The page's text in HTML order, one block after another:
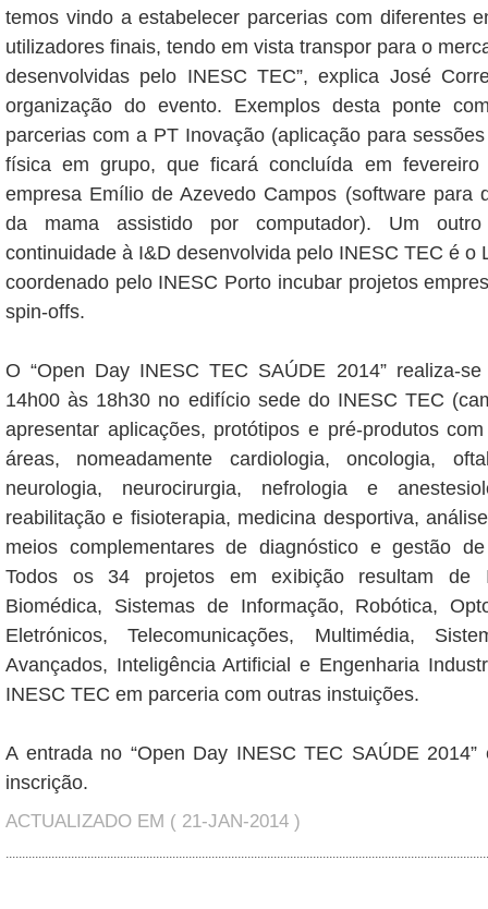
temos vindo a estabelecer parcerias com diferentes
utilizadores finais, tendo em vista transpor para o
desenvolvidas pelo INESC TEC”, explica José
organização do evento. Exemplos desta ponte
parcerias com a PT Inovação (aplicação para
física em grupo, que ficará concluída em
empresa Emílio de Azevedo Campos (software para
da mama assistido por computador). Um
continuidade à I&D desenvolvida pelo INESC TEC é o
coordenado pelo INESC Porto incubar projetos
spin-offs.
O “Open Day INESC TEC SAÚDE 2014” realiza-
14h00 às 18h30 no edifício sede do INESC TEC
apresentar aplicações, protótipos e pré-produtos
áreas, nomeadamente cardiologia, oncologia,
neurologia, neurocirurgia, nefrologia e
reabilitação e fisioterapia, medicina desportiva,
meios complementares de diagnóstico e gestão
Todos os 34 projetos em exibição resultam de
Biomédica, Sistemas de Informação, Robótica,
Eletrónicos, Telecomunicações, Multimédia,
Avançados, Inteligência Artificial e Engenharia
INESC TEC em parceria com outras instuições.
A entrada no “Open Day INESC TEC SAÚDE
inscrição.
ACTUALIZADO EM ( 21-JAN-2014 )